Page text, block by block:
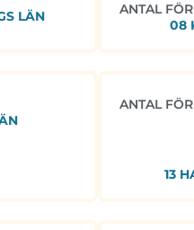
LÄN
ANTAL
08
ANTAL
13